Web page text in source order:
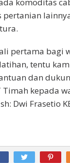
komoditas
pertanian
pertama bagi
tentu
dan
kepada
Dwi Frasetio